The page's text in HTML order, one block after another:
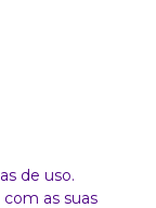
de uso.
as suas